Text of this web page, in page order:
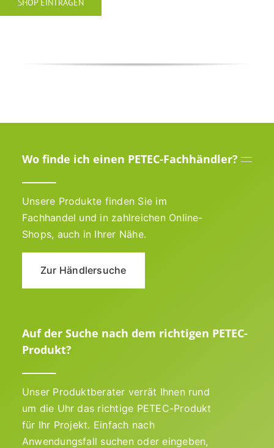
SHOP EINTRAGEN
Wo finde ich einen PETEC-Fachhändler?
Unsere Produkte finden Sie im
Fachhandel und in zahlreichen Online-
Shops, auch in Ihrer Nähe.
Zur Händlersuche
Auf der Suche nach dem richtigen PETEC-
Produkt?
Unser Produktberater verrät Ihnen rund
um die Uhr das richtige PETEC-Produkt
für Ihr Projekt. Einfach nach
Anwendungsfall suchen oder eingeben,